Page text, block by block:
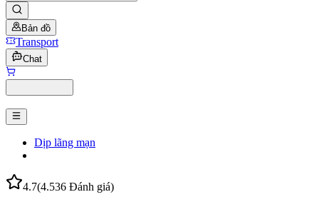
Bản đồ
Transport
Chat
Dịp lãng mạn
4.7(4.536 Đánh giá)